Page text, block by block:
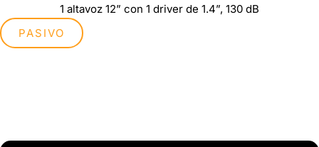
1 altavoz 12” con 1 driver de 1.4”, 130 dB
PASIVO